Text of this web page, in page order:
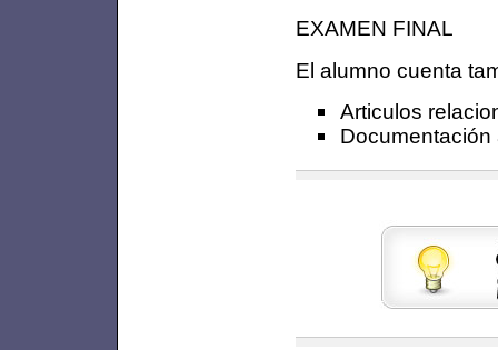
EXAMEN FINAL
El alumno cuenta
Articulos
Documentación